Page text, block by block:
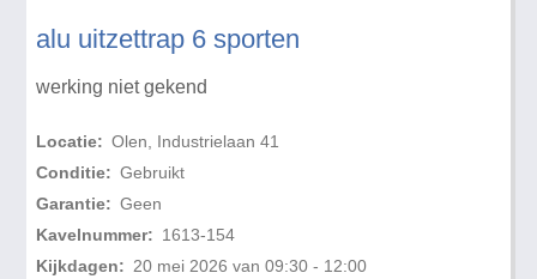
alu uitzettrap 6 sporten
werking niet gekend
Locatie: Olen, Industrielaan 41
Conditie: Gebruikt
Garantie: Geen
Kavelnummer: 1613-154
Kijkdagen: 20 mei 2026 van 09:30 - 12:00